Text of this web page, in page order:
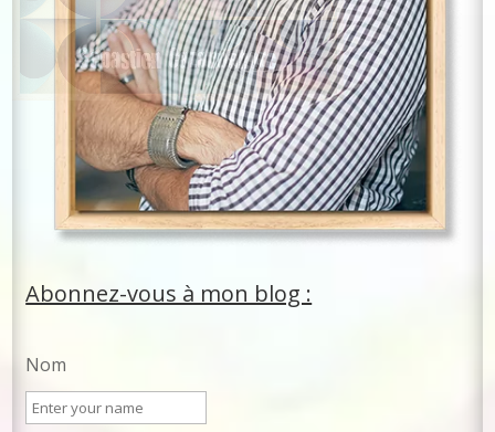
Abonnez-vous à mon blog :
Nom